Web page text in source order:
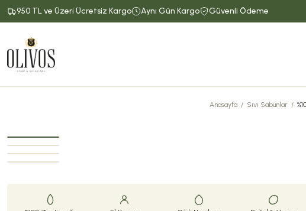
950 TL ve Üzeri Ücretsiz Kargo Aynı Gün Kargo Güvenli Ödeme
Anasayfa Sıvı Sabunlar